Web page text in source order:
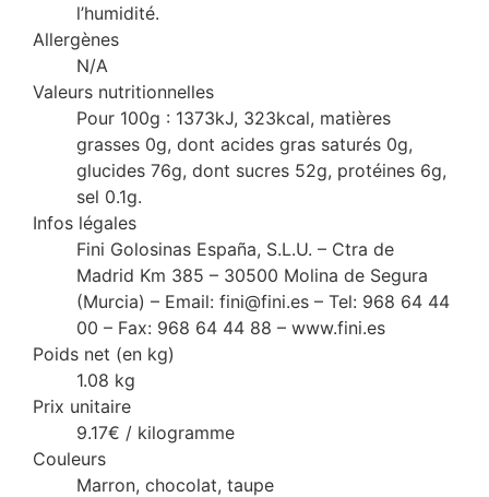
l’humidité.
Allergènes
N/A
Valeurs nutritionnelles
Pour 100g : 1373kJ, 323kcal, matières
grasses 0g, dont acides gras saturés 0g,
glucides 76g, dont sucres 52g, protéines 6g,
sel 0.1g.
Infos légales
Fini Golosinas España, S.L.U. – Ctra de
Madrid Km 385 – 30500 Molina de Segura
(Murcia) – Email: fini@fini.es – Tel: 968 64 44
00 – Fax: 968 64 44 88 – www.fini.es
Poids net (en kg)
1.08 kg
Prix unitaire
9.17€ / kilogramme
Couleurs
Marron, chocolat, taupe